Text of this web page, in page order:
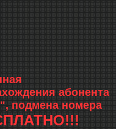
абонента
подмена номера